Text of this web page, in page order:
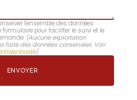
l'ensemble des données
pour faciliter le suivi et le
(Aucune exploitation
faite des données conservées. Voir
)